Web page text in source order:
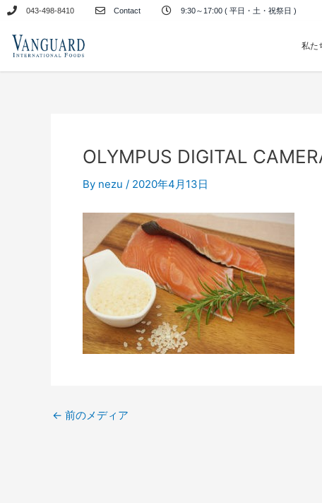
キ
043-498-8410 Contact 9:30～17:00 ( 平日・土・祝祭日 )
私た
OLYMPUS DIGITAL
By nezu / 2020年4月13日
← 前のメディア